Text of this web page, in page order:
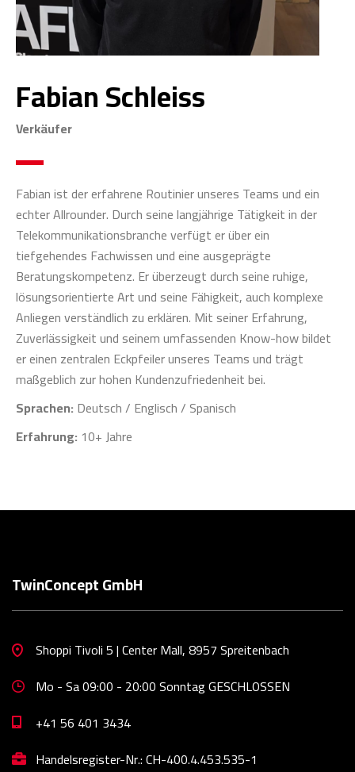
Fabian Schleiss
Verkäufer
Fabian ist der erfahrene Routinier unseres Teams und ein
echter Allrounder. Durch seine langjährige Tätigkeit in der
Telekommunikationsbranche verfügt er über ein
tiefgehendes Fachwissen und eine ausgeprägte
Beratungskompetenz. Er überzeugt durch seine ruhige,
lösungsorientierte Art und seine Fähigkeit, auch komplexe
Anliegen verständlich zu erklären. Mit seiner Erfahrung,
Zuverlässigkeit und seinem umfassenden Know-how bildet
er einen zentralen Eckpfeiler unseres Teams und trägt
maßgeblich zur hohen Kundenzufriedenheit bei.
Sprachen: Deutsch / Englisch / Spanisch
Erfahrung: 10+ Jahre
TwinConcept GmbH
Shoppi Tivoli 5 | Center Mall, 8957 Spreitenbach
Mo - Sa 09:00 - 20:00 Sonntag GESCHLOSSEN
+41 56 401 3434
Handelsregister-Nr.: CH-400.4.453.535-1